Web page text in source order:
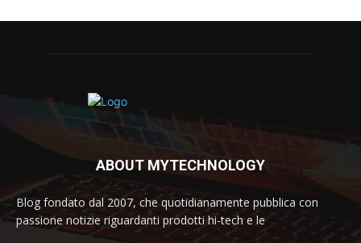
ABOUT MYTECHNOLOGY
Blog fondato dal 2007, che quotidianamente pubblica con
passione notizie riguardanti prodotti hi-tech e le